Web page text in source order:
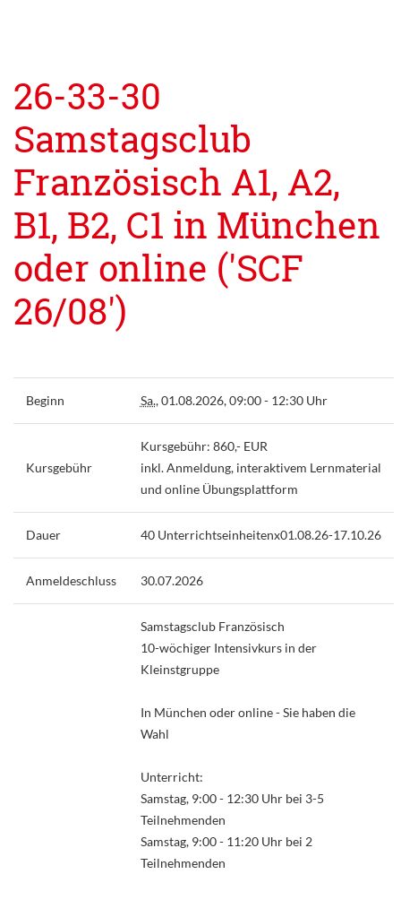
26-33-30
Samstagsclub
Französisch A1, A2,
B1, B2, C1 in München
oder online ('SCF
26/08')
Beginn Sa., 01.08.2026, 09:00 - 12:30 Uhr
Kursgebühr
Kursgebühr: 860,- EUR
inkl. Anmeldung, interaktivem Lernmaterial
und online Übungsplattform
Dauer 40 Unterrichtseinheitenx01.08.26-17.10.26
Anmeldeschluss 30.07.2026
Samstagsclub Französisch
10-wöchiger Intensivkurs in der
Kleinstgruppe
In München oder online - Sie haben die
Wahl
Unterricht:
Samstag, 9:00 - 12:30 Uhr bei 3-5
Teilnehmenden
Samstag, 9:00 - 11:20 Uhr bei 2
Teilnehmenden